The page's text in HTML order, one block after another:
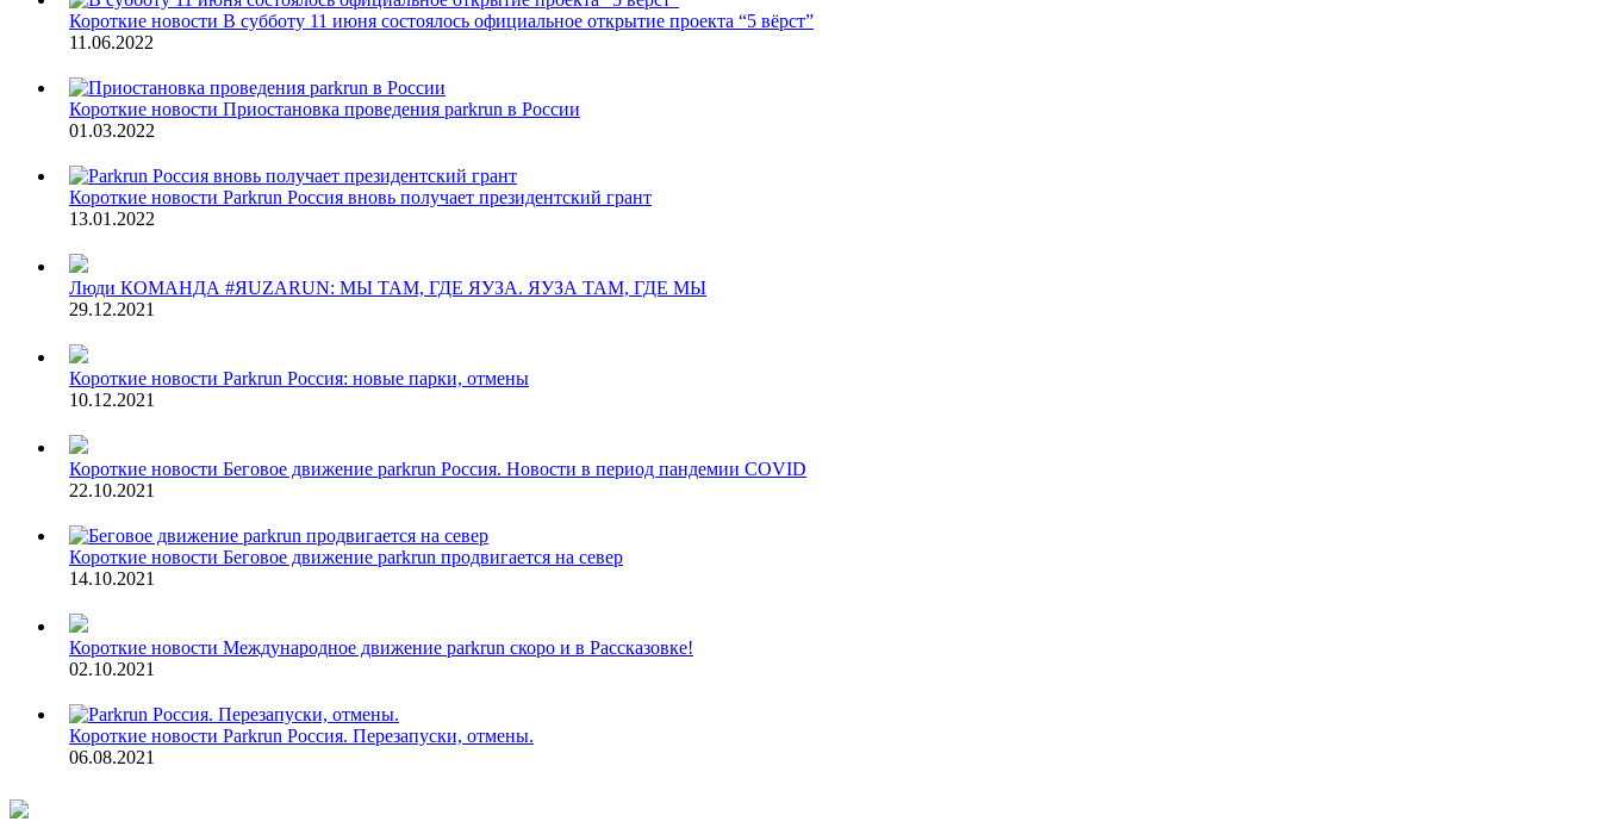
Короткие новости В субботу 11 июня состоялось официальное открытие проекта “5 вёрст”
11.06.2022
Короткие новости Приостановка проведения parkrun в России
01.03.2022
Короткие новости Parkrun Россия вновь получает президентский грант
13.01.2022
Люди КОМАНДА #ЯUZARUN: МЫ ТАМ, ГДЕ ЯУЗА. ЯУЗА ТАМ, ГДЕ МЫ
29.12.2021
Короткие новости Parkrun Россия: новые парки, отмены
10.12.2021
Короткие новости Беговое движение parkrun Россия. Новости в период пандемии COVID
22.10.2021
Короткие новости Беговое движение parkrun продвигается на север
14.10.2021
Короткие новости Международное движение parkrun скоро и в Рассказовке!
02.10.2021
Короткие новости Parkrun Россия. Перезапуски, отмены.
06.08.2021